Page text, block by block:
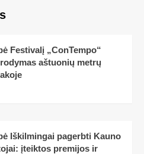
Festivalį „ConTempo“
aštuonių metrų
Iškilmingai pagerbti Kauno
įteiktos premijos ir